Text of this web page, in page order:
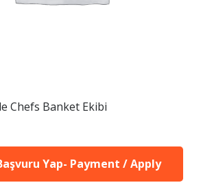
Chefs Banket Ekibi
Yap- Payment / Apply